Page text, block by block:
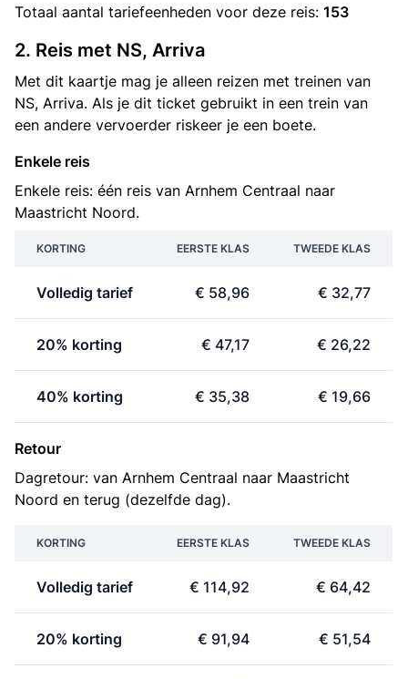
Totaal aantal tariefeenheden voor deze reis: 153
2. Reis met NS, Arriva
Met dit kaartje mag je alleen reizen met treinen van
NS, Arriva. Als je dit ticket gebruikt in een trein van
een andere vervoerder riskeer je een boete.
Enkele reis
Enkele reis: één reis van Arnhem Centraal naar
Maastricht Noord.
KORTING EERSTE KLAS TWEEDE KLAS
Volledig tarief € 58,96 € 32,77
20% korting € 47,17 € 26,22
40% korting € 35,38 € 19,66
Retour
Dagretour: van Arnhem Centraal naar Maastricht
Noord en terug (dezelfde dag).
KORTING EERSTE KLAS TWEEDE KLAS
Volledig tarief € 114,92 € 64,42
20% korting € 91,94 € 51,54